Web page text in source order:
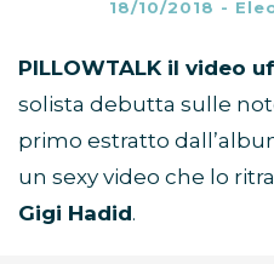
18/10/2018 -
PILLOWTALK il video
solista debutta sulle
primo estratto
un sexy video che lo
Gigi Hadid.